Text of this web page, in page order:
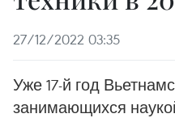
27/12/2022 03:35
Уже 17-й год
занимающихся